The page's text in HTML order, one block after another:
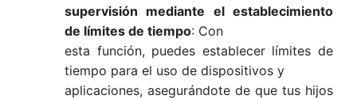
supervisión mediante el establecimiento
de límites de tiempo: Con
esta función, puedes establecer límites de
tiempo para el uso de dispositivos y
aplicaciones, asegurándote de que tus hijos